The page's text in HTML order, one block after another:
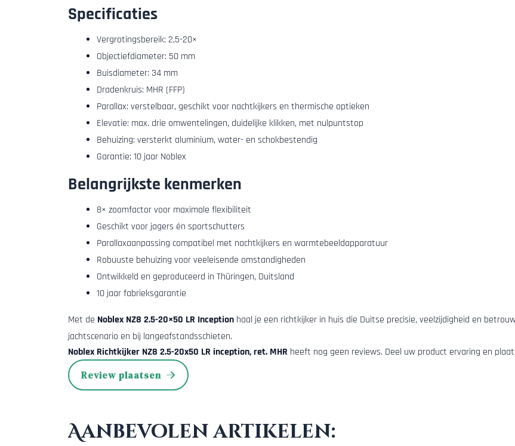
Specificaties
Vergrotingsbereik: 2,5-20×
Objectiefdiameter: 50 mm
Buisdiameter: 34 mm
Dradenkruis: MHR (FFP)
Parallax: verstelbaar, geschikt voor nachtkijkers en thermische optieken
Elevatie: max. drie omwentelingen, duidelijke klikken, met nulpuntstop
Behuizing: versterkt aluminium, water- en schokbestendig
Garantie: 10 jaar Noblex
Belangrijkste kenmerken
8× zoomfactor voor maximale flexibiliteit
Geschikt voor jagers én sportschutters
Parallaxaanpassing compatibel met nachtkijkers en warmtebeeldapparatuur
Robuuste behuizing voor veeleisende omstandigheden
Ontwikkeld en geproduceerd in Thüringen, Duitsland
10 jaar fabrieksgarantie
Met de Noblex NZ8 2.5-20×50 LR Inceptionhaal je een richtkijker in huis die Duitse precisie, veelzijdigheid en
jachtscenario en bij langeafstandsschieten.
Noblex Richtkijker NZ8 2.5-20x50 LR inception, ret. MHR heeft nog geen reviews. Deel uw product ervaring en
Review plaatsen
Aanbevolen artikelen: